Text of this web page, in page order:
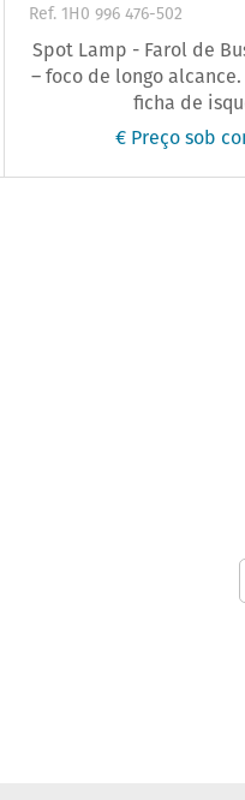
Ref. 1H0 996 476-502
Spot Lamp - Farol de
– foco de longo
ficha de
€ Preço sob